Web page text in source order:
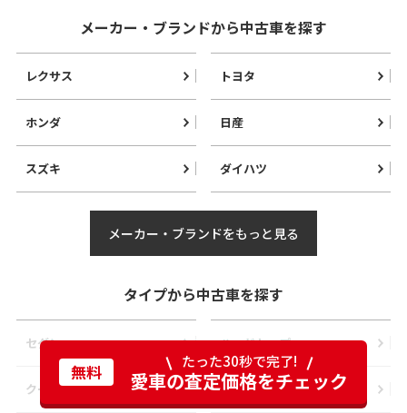
メーカー・ブランドから中古車を探す
レクサス トヨタ
ホンダ 日産
スズキ ダイハツ
メーカー・ブランドをもっと見る
タイプから中古車を探す
セダン ハードトップ
クーペ ハッチバック
無料 たった30秒で完了!
愛車の査定価格をチェック